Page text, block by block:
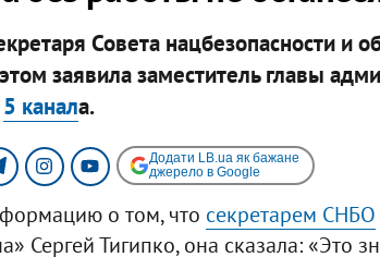
Совета нацбезопасности и
заявила заместитель главы
5 канала.
Додати LB.ua як бажане
джерело в Google
о том, что секретарем СНБО
Сергей Тигипко, она сказала: «Это